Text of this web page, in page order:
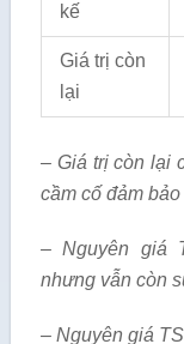
kế
Giá trị còn
lại
– Giá trị còn lại
cầm cố đảm
– Nguyên giá
nhưng vẫn còn
– Nguyên giá